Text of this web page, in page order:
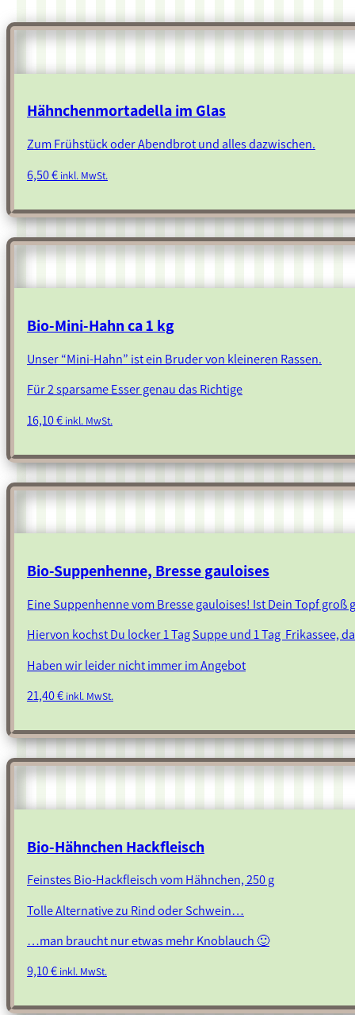
Hähnchenmortadella im Glas
Zum Frühstück oder Abendbrot und alles dazwischen.
6,50€ inkl. MwSt.
Bio-Mini-Hahn ca 1 kg
Unser “Mini-Hahn” ist ein Bruder von kleineren Rassen.
Für 2 sparsame Esser genau das Richtige
16,10€ inkl. MwSt.
Bio-Suppenhenne, Bresse gauloises
Eine Suppenhenne vom Bresse gauloises! Ist Dein Topf groß
Hiervon kochst Du locker 1 Tag Suppe und 1 Tag Frikassee,
Haben wir leider nicht immer im Angebot
21,40€ inkl. MwSt.
Bio-Hähnchen Hackfleisch
Feinstes Bio-Hackfleisch vom Hähnchen, 250 g
Tolle Alternative zu Rind oder Schwein…
…man braucht nur etwas mehr Knoblauch 🙂
9,10€ inkl. MwSt.